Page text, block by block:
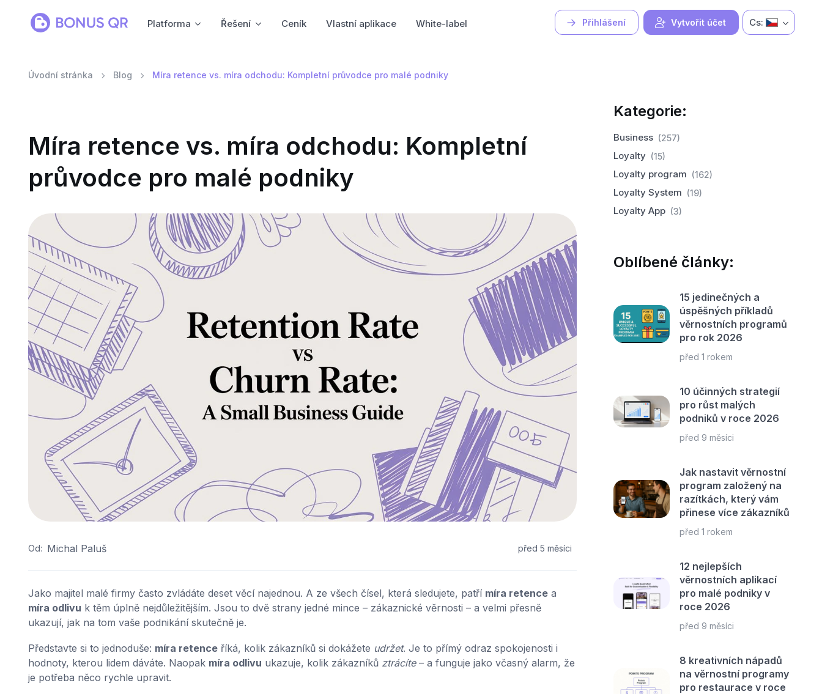
Přihlášení Vytvořit účet
Platforma Řešení Ceník Vlastní aplikace White-label Cs:
Úvodní stránka Blog Míra retence vs. míra odchodu: Kompletní průvodce pro malé podniky
Míra retence vs. míra odchodu: Kompletní
průvodce pro malé podniky
Od: Michal Paluš před 5 měsíci
Jako majitel malé firmy často zvládáte deset věcí najednou. A ze všech čísel, která sledujete, patří míra retencea
míra odlivu k těm úplně nejdůležitějším. Jsou to dvě strany jedné mince – zákaznické věrnosti – a velmi přesně
ukazují, jak na tom vaše podnikání skutečně je.
Představte si to jednoduše: míra retenceříká, kolik zákazníků si dokážete udržet. Je to přímý odraz spokojenosti i
hodnoty, kterou lidem dáváte. Naopak míra odlivu ukazuje, kolik zákazníků ztrácíte– a funguje jako včasný alarm, že
je potřeba něco rychle upravit.
Kategorie:
Business (257)
Loyalty (15)
Loyalty program (162)
Loyalty System (19)
Loyalty App (3)
Oblíbené články:
15 jedinečných a
úspěšných příkladů
věrnostních programů
pro rok 2026
před 1 rokem
10 účinných strategií
pro růst malých
podniků v roce 2026
před 9 měsíci
Jak nastavit věrnostní
program založený na
razítkách, který vám
přinese více zákazníků
před 1 rokem
12 nejlepších
věrnostních aplikací
pro malé podniky v
roce 2026
před 9 měsíci
8 kreativních nápadů
na věrnostní programy
pro restaurace v roce